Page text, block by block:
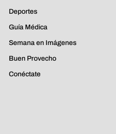
Deportes
Guía Médica
Semana en Imágenes
Buen Provecho
Conéctate